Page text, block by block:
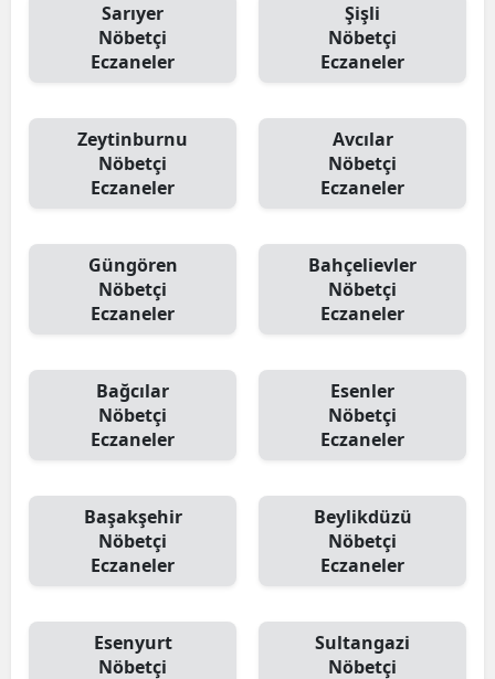
Sarıyer
Nöbetçi
Eczaneler
Şişli
Nöbetçi
Eczaneler
Zeytinburnu
Nöbetçi
Eczaneler
Avcılar
Nöbetçi
Eczaneler
Güngören
Nöbetçi
Eczaneler
Bahçelievler
Nöbetçi
Eczaneler
Bağcılar
Nöbetçi
Eczaneler
Esenler
Nöbetçi
Eczaneler
Başakşehir
Nöbetçi
Eczaneler
Beylikdüzü
Nöbetçi
Eczaneler
Esenyurt
Nöbetçi
Sultangazi
Nöbetçi